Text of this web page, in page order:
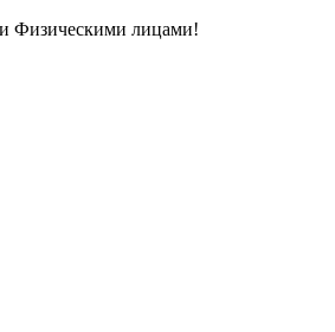
Физическими лицами!